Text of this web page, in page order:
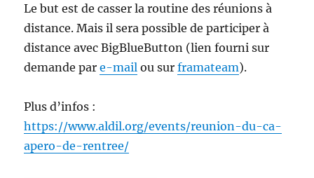
Le but est de casser la routine des réunions à
distance. Mais il sera possible de participer à
distance avec BigBlueButton (lien fourni sur
demande pare-mail ou surframateam).
Plus d’infos :
https://www.aldil.org/events/reunion-du-ca-
apero-de-rentree/